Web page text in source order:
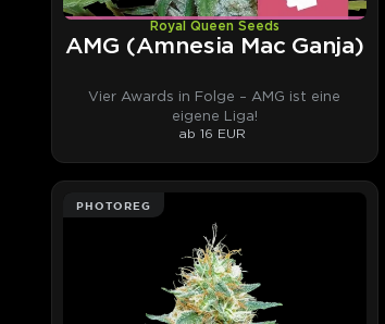
Royal Queen Seeds
AMG (Amnesia Mac Ganja)
Vier Awards in Folge – AMG ist eine
eigene Liga!
ab 16 EUR
PHOTOREG